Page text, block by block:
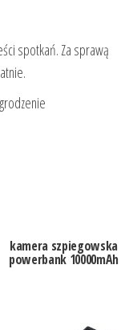
spotkań. Za sprawą
kamera szpiegowska
powerbank 10000mAh